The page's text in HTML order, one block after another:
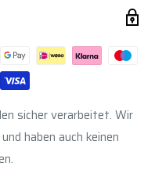
sicher verarbeitet. Wir
haben auch keinen